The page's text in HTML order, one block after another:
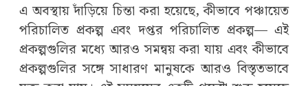
এ অবস্থায় দাঁড়িয়ে চিন্তা করা হয়েছে, কীভাবে পঞ্চায়েত
পরিচালিত প্রকল্প এবং দপ্তর পরিচালিত প্রকল্প— এই
প্রকল্পগুলির মধ্যে আরও সমন্বয় করা যায় এবং কীভাবে
প্রকল্পগুলির সঙ্গে সাধারণ মানুষকে আরও বিস্তৃতভাবে